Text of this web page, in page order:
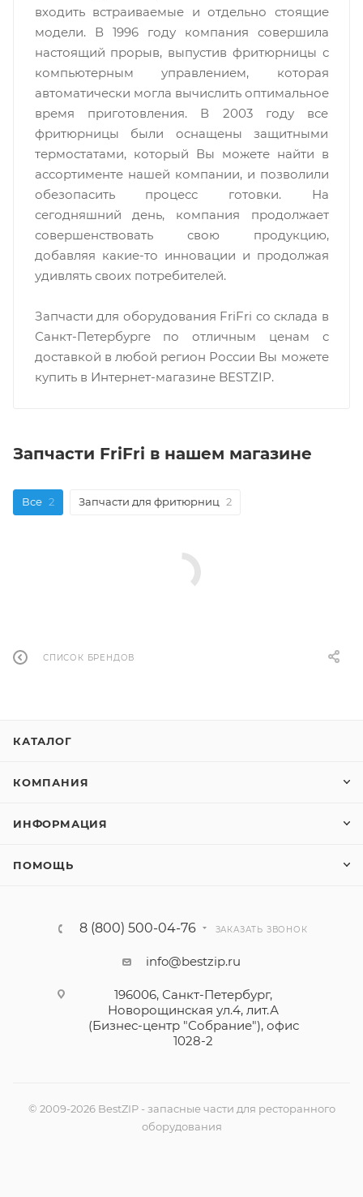
входить встраиваемые и отдельно стоящие
модели. В 1996 году компания совершила
настоящий прорыв, выпустив фритюрницы с
компьютерным управлением, которая
автоматически могла вычислить оптимальное
время приготовления. В 2003 году все
фритюрницы были оснащены защитными
термостатами, который Вы можете найти в
ассортименте нашей компании, и позволили
обезопасить процесс готовки. На
сегодняшний день, компания продолжает
совершенствовать свою продукцию,
добавляя какие-то инновации и продолжая
удивлять своих потребителей.
Запчасти для оборудования FriFri со склада в
Санкт-Петербурге по отличным ценам c
доставкой в любой регион России Вы можете
купить в Интернет-магазине BESTZIP.
Запчасти FriFri в нашем магазине
Все 2 Запчасти для фритюрниц 2
СПИСОК БРЕНДОВ
КАТАЛОГ
КОМПАНИЯ
ИНФОРМАЦИЯ
ПОМОЩЬ
8 (800) 500-04-76 ЗАКАЗАТЬ ЗВОНОК
info@bestzip.ru
196006, Санкт-Петербург,
Новорощинская ул.4, лит.А
(Бизнес-центр "Собрание"), офис
1028-2
© 2009-2026 BestZIP - запасные части для ресторанного
оборудования